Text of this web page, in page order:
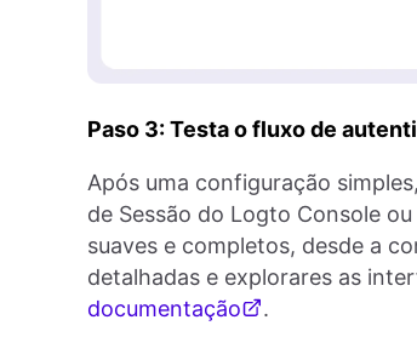
Paso 3: Testa o fluxo de
Após uma configuração
de Sessão do Logto Console
suaves e completos, desde a
detalhadas e explorares as
documentação
.